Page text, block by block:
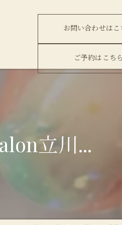
お問い合わせはこ
ご予約はこちら
立川...